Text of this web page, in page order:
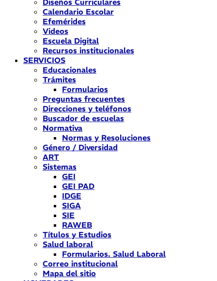
Diseños Curriculares
Calendario Escolar
Efemérides
Videos
Escuela Digital
Recursos institucionales
SERVICIOS
Educacionales
Trámites
Formularios
Preguntas frecuentes
Direcciones y teléfonos
Buscador de escuelas
Normativa
Normas y Resoluciones
Género / Diversidad
ART
Sistemas
GEI
GEI PAD
IDGE
SIGA
SIE
RAWEB
Títulos y Estudios
Salud laboral
Formularios. Salud Laboral
Correo institucional
Mapa del sitio